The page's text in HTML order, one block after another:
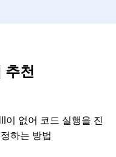
추천
없어 코드 실행을 진
하는 방법